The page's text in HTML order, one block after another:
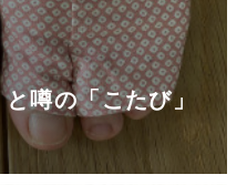
噂の「こたび」